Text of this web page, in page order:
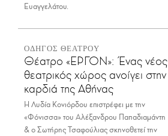
Ευαγγελάτου.
ΟΔΗΓΟΣ ΘΕΑΤΡΟΥ
Θέατρο «ΕΡΓΟΝ»: Ένας νέος
θεατρικός χώρος ανοίγει στην
καρδιά της Αθήνας
Η Λυδία Κονιόρδου επιστρέφει με την
«Φόνισσα» του Αλέξανδρου Παπαδιαμάντη
& ο Σωτήρης Τσαφούλιας σκηνοθετεί την